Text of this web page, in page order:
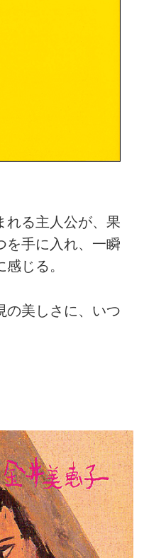
れる主人公が、果
を手に入れ、一瞬
じる。
の美しさに、いつ